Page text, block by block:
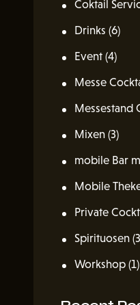
Coktail
Drinks (6)
Event (4)
Messe
Messestand
Mixen (3)
mobile Bar
Mobile
Private
Spirituosen
Workshop (1)